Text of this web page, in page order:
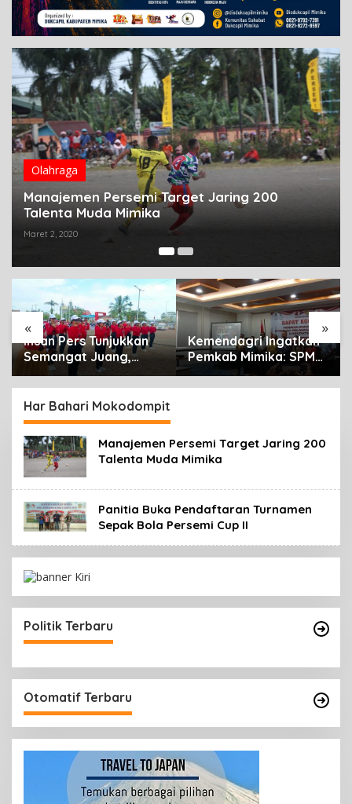
Olahraga
Panitia Buka Pendaftaran Turnamen Sepak
Bola Persemi Cup II
Februari 6, 2020
« »
Kemendagri Ingatkan
Pemkab Mimika: SPM
Bukan Sekadar
Laporan, Tapi Wujud
Nyata Pelayanan
Rakyat
Warga Palang Jalan
Cenderawasih SP2
Timika, Rencana
Eksekusi Lahan
Har Bahari Mokodompit
Manajemen Persemi Target Jaring 200
Talenta Muda Mimika
Panitia Buka Pendaftaran Turnamen
Sepak Bola Persemi Cup II
Politik Terbaru
Otomatif Terbaru